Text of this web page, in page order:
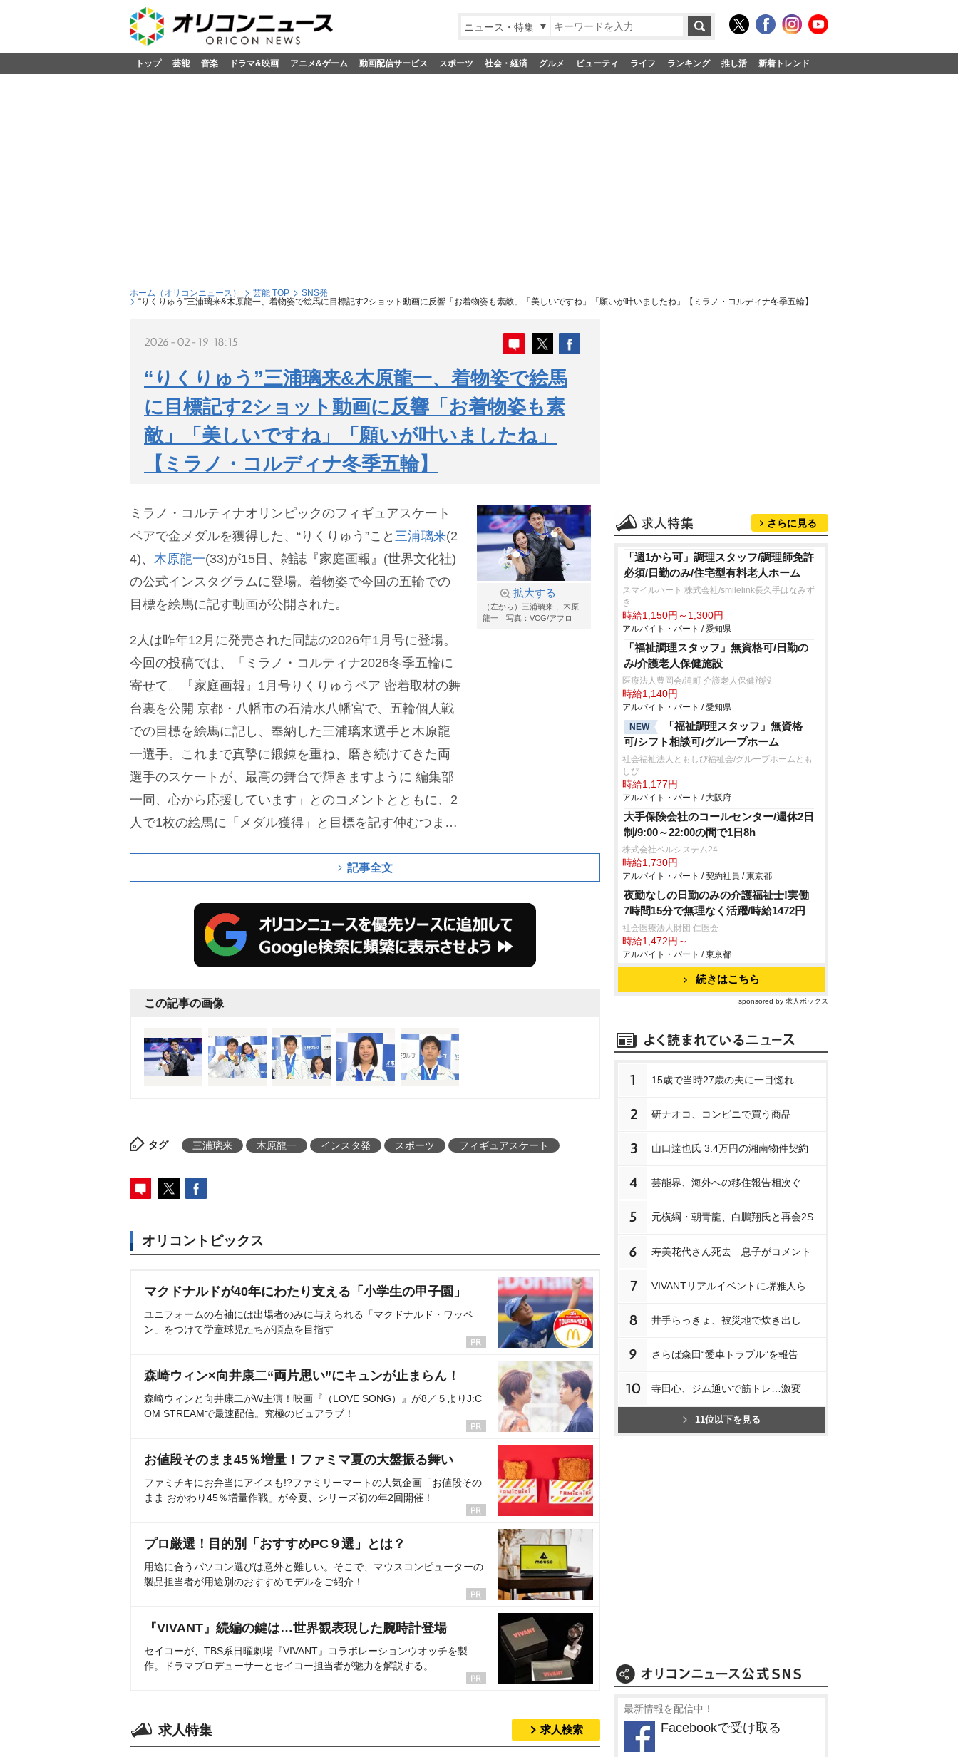
ニュース・特集
トップ 芸能 音楽 ドラマ&映画 アニメ&ゲーム 動画配信サービス スポーツ 社会・経済 グルメ ビューティ ライフ ランキング 推し活 新着トレンド
ホーム（オリコンニュース） 芸能 TOP
SNS発
“りくりゅう”三浦璃来&木原龍一、着物姿で絵馬に目標記す2ショット動画に反響「お着物姿も素敵」「美しいですね」「願いが叶いましたね」【ミラノ・コルディナ冬季五輪】
2026-02-19 18:15
“りくりゅう”三浦璃来&木原龍一、着物姿で絵馬
に目標記す2ショット動画に反響「お着物姿も素
敵」「美しいですね」「願いが叶いましたね」
【ミラノ・コルディナ冬季五輪】
拡大する
（左から）三浦璃来 、木原
龍一 写真：VCG/アフロ
ミラノ・コルティナオリンピックのフィギュアスケート
ペアで金メダルを獲得した、“りくりゅう”こと 三浦璃来(2
4)、 木原龍一(33)が15日、雑誌『家庭画報』(世界文化社)
の公式インスタグラムに登場。着物姿で今回の五輪での
目標を絵馬に記す動画が公開された。
2人は昨年12月に発売された同誌の2026年1月号に登場。
今回の投稿では、「ミラノ・コルティナ2026冬季五輪に
寄せて。『家庭画報』1月号りくりゅうペア 密着取材の舞
台裏を公開 京都・八幡市の石清水八幡宮で、五輪個人戦
での目標を絵馬に記し、奉納した三浦璃来選手と木原龍
一選手。これまで真摯に鍛錬を重ね、磨き続けてきた両
選手のスケートが、最高の舞台で輝きますように 編集部
一同、心から応援しています」とのコメントとともに、2
人で1枚の絵馬に「メダル獲得」と目標を記す仲むつまじ
いることから“左利き”であることがわかる。コメント欄で
ってくれました。おめでとうございます」「やった～ 金
メダル、おめでとう～」「お着物姿も素敵なおふたりで
すね」「お二人共に着こなす力がおありで、やはりメダ
ね」などの声が寄せられていた。
記事全文
この記事の画像
タグ 三浦璃来 木原龍一 インスタ発 スポーツ フィギュアスケート
オリコントピックス
マクドナルドが40年にわたり支える「小学生の甲子園」
ユニフォームの右袖には出場者のみに与えられる「マクドナルド・ワッペ
ン」をつけて学童球児たちが頂点を目指す
森崎ウィン×向井康二“両片思い”にキュンが止まらん！
森崎ウィンと向井康二がW主演！映画『（LOVE SONG）』が8／５よりJ:C
OM STREAMで最速配信。究極のピュアラブ！
お値段そのまま45％増量！ファミマ夏の大盤振る舞い
ファミチキにお弁当にアイスも!?ファミリーマートの人気企画「お値段その
まま おかわり45％増量作戦」が今夏、シリーズ初の年2回開催！
プロ厳選！目的別「おすすめPC９選」とは？
用途に合うパソコン選びは意外と難しい。そこで、マウスコンピューターの
製品担当者が用途別のおすすめモデルをご紹介！
『VIVANT』続編の鍵は…世界観表現した腕時計登場
セイコーが、TBS系日曜劇場『VIVANT』コラボレーションウオッチを製
作。ドラマプロデューサーとセイコー担当者が魅力を解説する。
求人特集 求人検索
さらに見る
「週1から可」調理スタッフ/調理師免許
必須/日勤のみ/住宅型有料老人ホーム
スマイルハート 株式会社/smilelink長久手はなみず
き
時給1,150円～1,300円
アルバイト・パート / 愛知県
「福祉調理スタッフ」無資格可/日勤の
み/介護老人保健施設
医療法人豊岡会/滝町 介護老人保健施設
時給1,140円
アルバイト・パート / 愛知県
NEW
「福祉調理スタッフ」無資格
可/シフト相談可/グループホーム
社会福祉法人ともしび福祉会/グループホームとも
しび
時給1,177円
アルバイト・パート / 大阪府
大手保険会社のコールセンター/週休2日
制/9:00～22:00の間で1日8h
株式会社ベルシステム24
時給1,730円
アルバイト・パート / 契約社員 / 東京都
夜勤なしの日勤のみの介護福祉士!実働
7時間15分で無理なく活躍/時給1472円
社会医療法人財団 仁医会
時給1,472円～
アルバイト・パート / 東京都
続きはこちら
sponsored by 求人ボックス
1 15歳で当時27歳の夫に一目惚れ
2 研ナオコ、コンビニで買う商品
3 山口達也氏 3.4万円の湘南物件契約
4 芸能界、海外への移住報告相次ぐ
5 元横綱・朝青龍、白鵬翔氏と再会2S
6 寿美花代さん死去 息子がコメント
7 VIVANTリアルイベントに堺雅人ら
8 井手らっきょ、被災地で炊き出し
9 さらば森田“愛車トラブル”を報告
10 寺田心、ジム通いで筋トレ…激変
11位以下を見る
最新情報を配信中！
Facebookで受け取る